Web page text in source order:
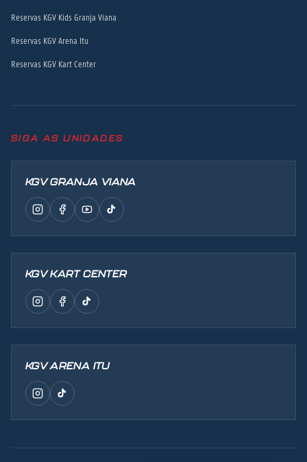
Reservas KGV Kids Granja Viana
Reservas KGV Arena Itu
Reservas KGV Kart Center
SIGA AS UNIDADES
KGV GRANJA VIANA
KGV KART CENTER
KGV ARENA ITU